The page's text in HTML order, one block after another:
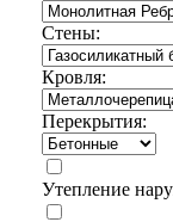
Стены:
Кровля:
Перекрытия:
Утепление